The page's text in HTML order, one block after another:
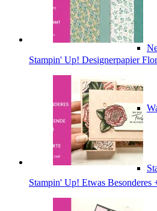
Stampin' Up! Designerpapier
Stampin' Up! Etwas